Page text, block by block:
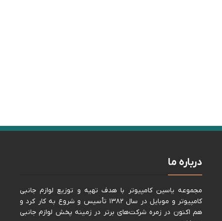
درباره ما
مجموعه ياسين كامپيوتر با هدف تهيه و توزيع لوازم جانبی
كامپيوتر و موبايل در سال ١٣٨٢ تأسيس و شروع به كار كرد و
هم اكنون در زمره شركت‌های برتر در زمينه پخش لوازم جانبی